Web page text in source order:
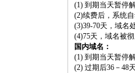
(1) 到期当天暂停
(2)续费后，系统
(3)39-70天，域名
(4)75天，域名被
国内域名：
(1) 到期当天暂停
(2) 过期后36－48